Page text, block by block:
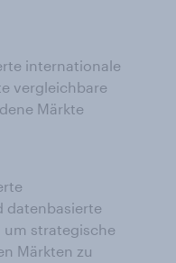
internationale
vergleichbare
Märkte
datenbasierte
strategische
Märkten zu